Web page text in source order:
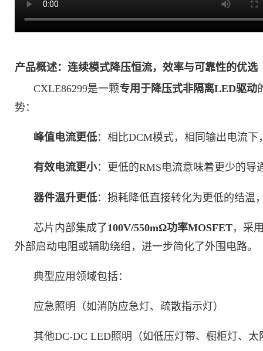
产品概述：连续模式降压恒流，效率与可靠性的优选
CXLE86299是一颗专用于降压式非隔离LED驱动
势：
峰值电流更低：相比DCM模式，相同输出电流
有效电流更小：更低的RMS电流意味着更少的导
器件温升更低：损耗降低直接转化为更低的结温
芯片内部集成了100V/550mΩ功率MOSFET，采
外部启动电阻或辅助绕组，进一步简化了外围电路。
典型应用领域包括：
应急照明（如消防应急灯、疏散指示灯）
其他DC-DC LED照明（如低压灯带、橱柜灯、太